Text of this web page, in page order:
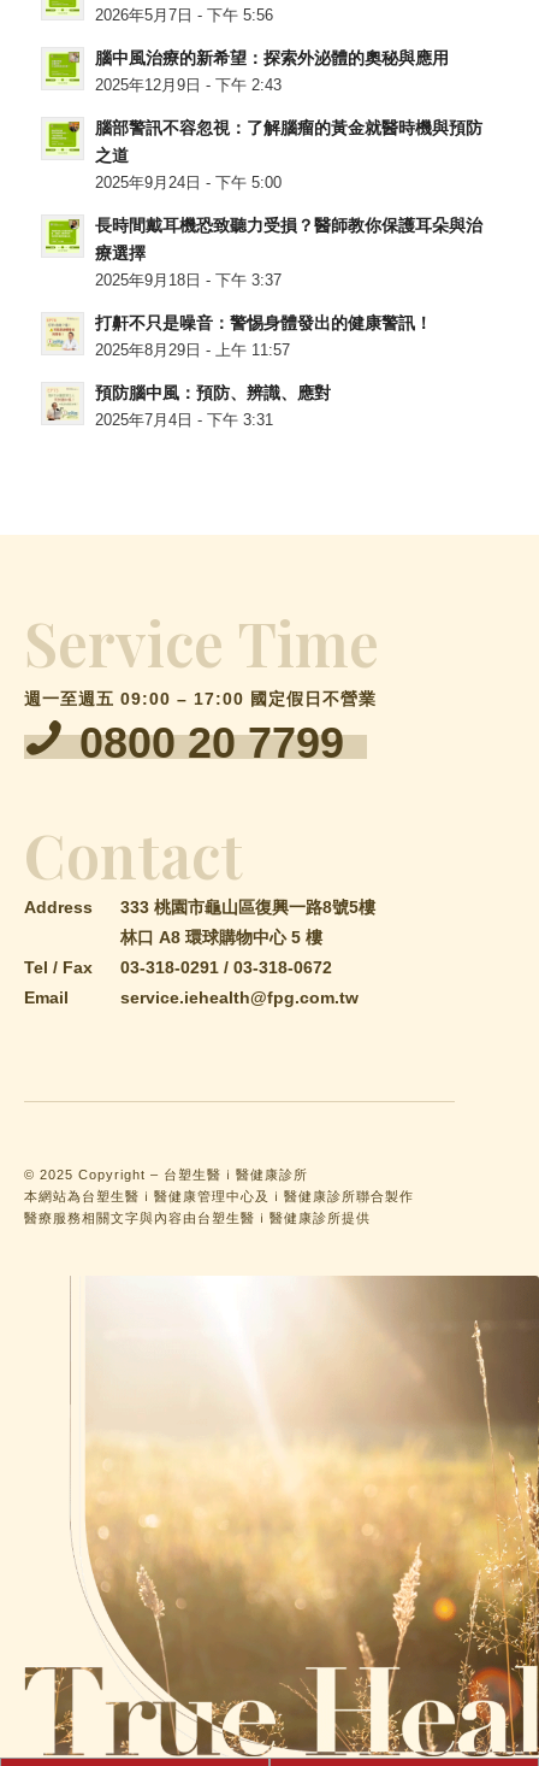
2026年5月7日 - 下午 5:56
腦中風治療的新希望：探索外泌體的奧秘與應用
2025年12月9日 - 下午 2:43
腦部警訊不容忽視：了解腦瘤的黃金就醫時機與預防
之道
2025年9月24日 - 下午 5:00
長時間戴耳機恐致聽力受損？醫師教你保護耳朵與治
療選擇
2025年9月18日 - 下午 3:37
打鼾不只是噪音：警惕身體發出的健康警訊！
2025年8月29日 - 上午 11:57
預防腦中風：預防、辨識、應對
2025年7月4日 - 下午 3:31
Service Time
週一至週五 09:00 – 17:00 國定假日不營業
0800 20 7799
Contact
Address
333 桃園市龜山區復興一路8號5樓
林口 A8 環球購物中心 5 樓
Tel / Fax
03-318-0291 / 03-318-0672
Email
service.iehealth@fpg.com.tw
© 2025 Copyright – 台塑生醫ｉ醫健康診所
本網站為台塑生醫ｉ醫健康管理中心及ｉ醫健康診所聯合製作
醫療服務相關文字與內容由台塑生醫ｉ醫健康診所提供